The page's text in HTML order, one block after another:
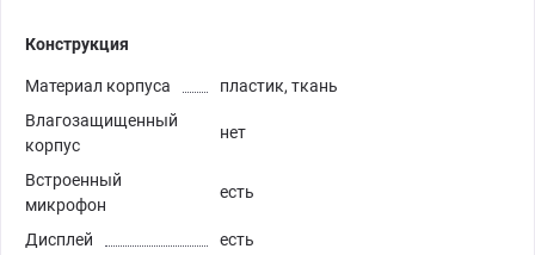
Конструкция
Материал корпуса
пластик, ткань
Влагозащищенный
корпус
нет
Встроенный
микрофон
есть
Дисплей
есть